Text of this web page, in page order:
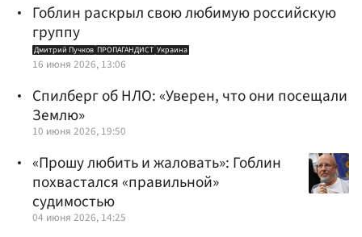
Гоблин раскрыл свою любимую российскую
группу
Дмитрий Пучков ПРОПАГАНДИСТ Украина
16 июня 2026, 13:06
Спилберг об НЛО: «Уверен, что они посещали
Землю»
10 июня 2026, 19:50
«Прошу любить и жаловать»: Гоблин
похвастался «правильной»
судимостью
04 июня 2026, 14:25